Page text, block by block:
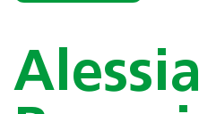
Alessia